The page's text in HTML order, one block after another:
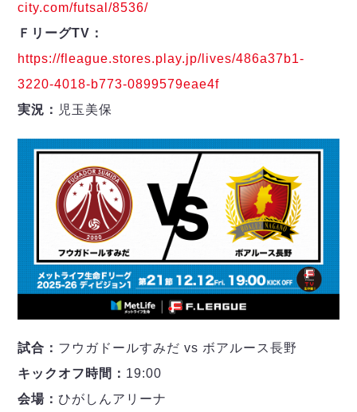
city.com/futsal/8536/
ＦリーグTV：
https://fleague.stores.play.jp/lives/486a37b1-
3220-4018-b773-0899579eae4f
実況： 児玉美保
試合： フウガドールすみだ vs ボアルース長野
キックオフ時間： 19:00
会場： ひがしんアリーナ